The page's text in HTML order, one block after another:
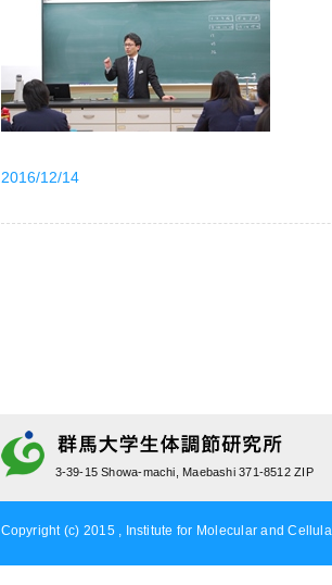
2016/12/14
3-39-15 Showa-machi, Maebashi 371-8512 ZIP
Copyright (c) 2015 , Institute for Molecular and